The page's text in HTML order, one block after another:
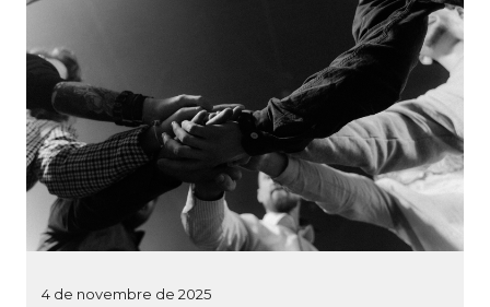
4 de novembre de 2025